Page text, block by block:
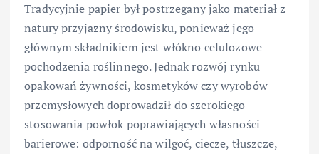
Tradycyjnie papier był postrzegany jako materiał z
natury przyjazny środowisku, ponieważ jego
głównym składnikiem jest włókno celulozowe
pochodzenia roślinnego. Jednak rozwój rynku
opakowań żywności, kosmetyków czy wyrobów
przemysłowych doprowadził do szerokiego
stosowania powłok poprawiających własności
barierowe: odporność na wilgoć, ciecze, tłuszcze,